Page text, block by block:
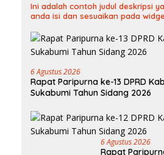
Ini adalah contoh judul deskripsi
anda isi dan sesuaikan pada
6 Agustus 2026
Rapat Paripurna ke-13 DPRD
Sukabumi Tahun Sidang 2026
6 Agustus 2026
Rapat